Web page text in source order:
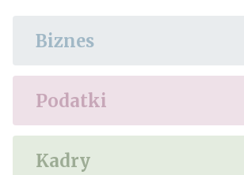
Biznes
Podatki
Kadry